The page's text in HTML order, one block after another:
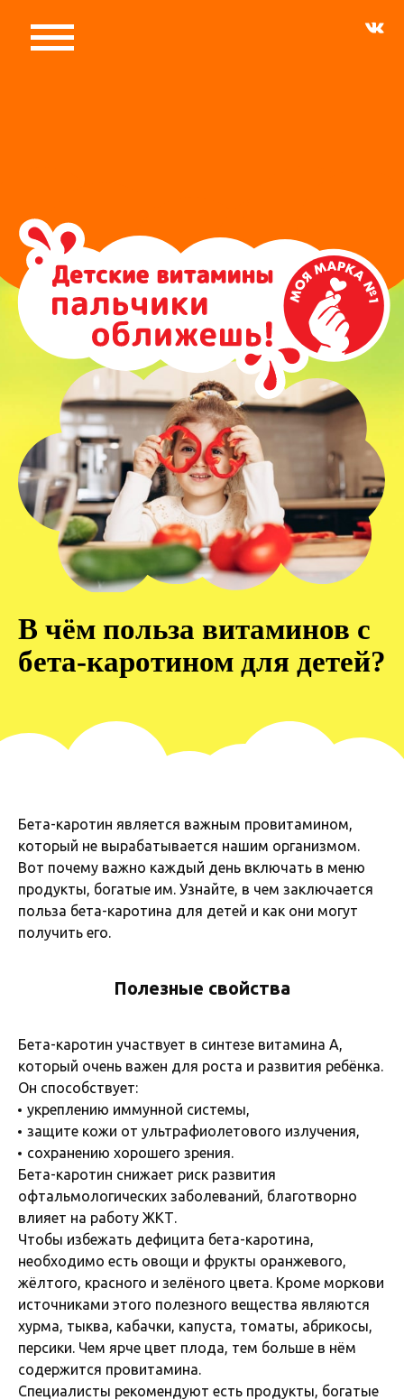
В чём польза витаминов с
бета-каротином для детей?
Бета-каротин является важным провитамином,
который не вырабатывается нашим организмом.
Вот почему важно каждый день включать в меню
продукты, богатые им. Узнайте, в чем заключается
польза бета-каротина для детей и как они могут
получить его.
Полезные свойства
Бета-каротин участвует в синтезе витамина А,
который очень важен для роста и развития ребёнка.
Он способствует:
укреплению иммунной системы,
защите кожи от ультрафиолетового излучения,
сохранению хорошего зрения.
Бета-каротин снижает риск развития
офтальмологических заболеваний, благотворно
влияет на работу ЖКТ.
Чтобы избежать дефицита бета-каротина,
необходимо есть овощи и фрукты оранжевого,
жёлтого, красного и зелёного цвета. Кроме моркови
источниками этого полезного вещества являются
хурма, тыква, кабачки, капуста, томаты, абрикосы,
персики. Чем ярче цвет плода, тем больше в нём
содержится провитамина.
Специалисты рекомендуют есть продукты, богатые